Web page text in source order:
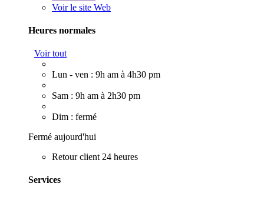
Voir le site Web
Heures normales
Voir tout
Lun - ven : 9h am à 4h30 pm
Sam : 9h am à 2h30 pm
Dim : fermé
Fermé aujourd'hui
Retour client 24 heures
Services